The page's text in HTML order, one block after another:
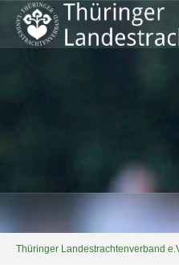
Thüringer Landestrachtenverband